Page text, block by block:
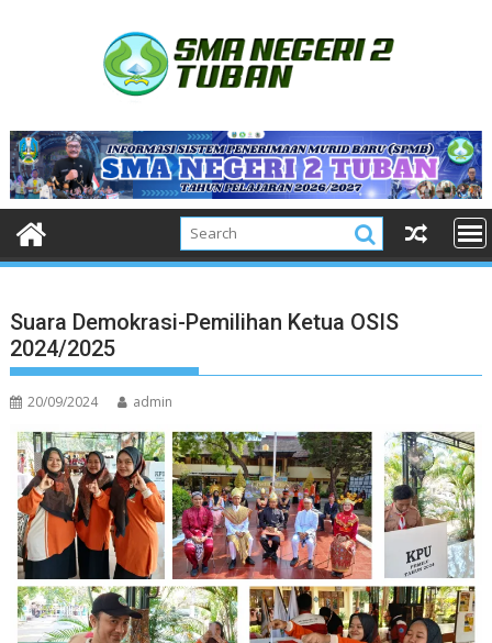
Suara Demokrasi-Pemilihan Ketua OSIS
2024/2025
20/09/2024 admin